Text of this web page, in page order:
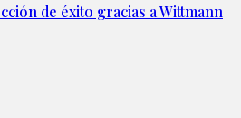
de éxito gracias a Wittmann